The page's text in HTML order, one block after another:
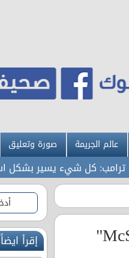
عالم الجريمة صورة وتعليق
كل شيء يسير بشكل
ماكدونالدز الأردن تطلق منصة "McSaver Menu" إقرأ ايضاً